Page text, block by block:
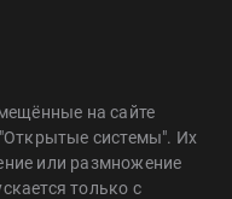
на сайте
системы". Их
или размножение
только с